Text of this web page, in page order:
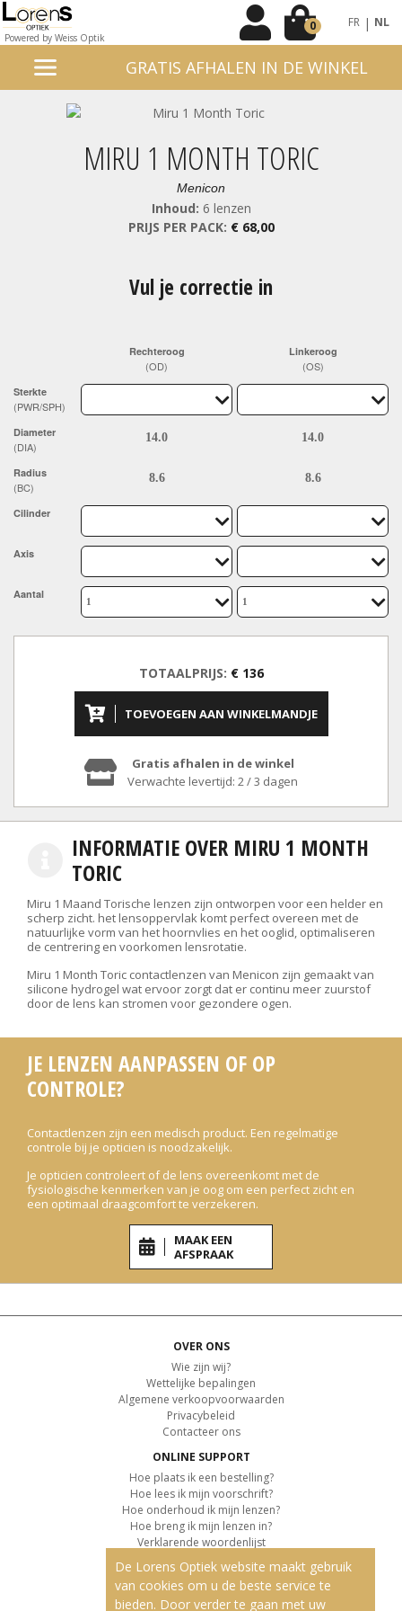
Powered by Weiss Optik
0 FR | NL
GRATIS AFHALEN IN DE WINKEL
MIRU 1 MONTH TORIC
Menicon
Inhoud: 6 lenzen
PRIJS PER PACK: € 68,00
Vul je correctie in
Sterkte
(PWR/SPH)
Diameter
(DIA)
Radius
(BC)
Cilinder
Axis
Aantal
Rechteroog
(OD)
Linkeroog
(OS)
TOTAALPRIJS: € 136
TOEVOEGEN AAN WINKELMANDJE
Gratis afhalen in de winkel
Verwachte levertijd: 2 / 3 dagen
INFORMATIE OVER MIRU 1 MONTH
TORIC
Miru 1 Maand Torische lenzen zijn ontworpen voor een helder en
scherp zicht. het lensoppervlak komt perfect overeen met de
natuurlijke vorm van het hoornvlies en het ooglid, optimaliseren
de centrering en voorkomen lensrotatie.
Miru 1 Month Toric contactlenzen van Menicon zijn gemaakt van
silicone hydrogel wat ervoor zorgt dat er continu meer zuurstof
door de lens kan stromen voor gezondere ogen.
JE LENZEN AANPASSEN OF OP
CONTROLE?
Contactlenzen zijn een medisch product. Een regelmatige
controle bij je opticien is noodzakelijk.
Je opticien controleert of de lens overeenkomt met de
fysiologische kenmerken van je oog om een perfect zicht en
een optimaal draagcomfort te verzekeren.
MAAK EEN
AFSPRAAK
OVER ONS
Wie zijn wij?
Wettelijke bepalingen
Algemene verkoopvoorwaarden
Privacybeleid
Contacteer ons
ONLINE SUPPORT
Hoe plaats ik een bestelling?
Hoe lees ik mijn voorschrift?
Hoe onderhoud ik mijn lenzen?
Hoe breng ik mijn lenzen in?
Verklarende woordenlijst
KLANTENSERVICE
Informatie over de levering
Informatie over de betaling
De Lorens Optiek website maakt gebruik
van cookies om u de beste service te
bieden. Door verder te gaan met uw